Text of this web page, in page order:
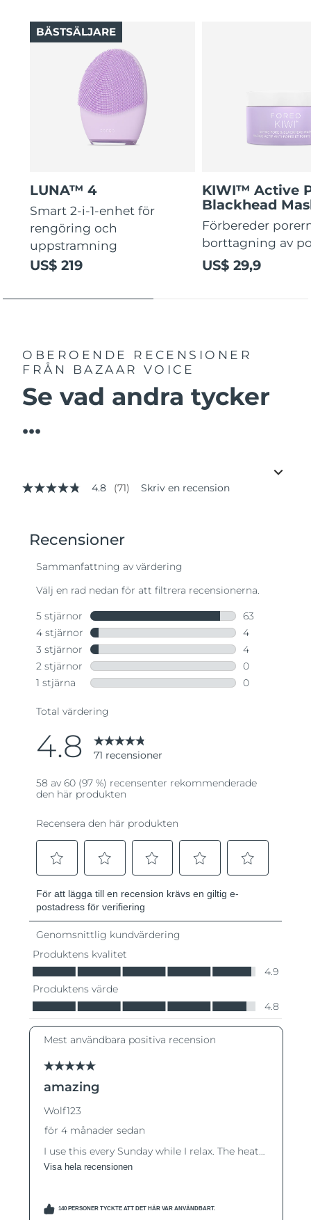
LUNA™ 4
Smart 2-i-1-enhet för
rengöring och
uppstramning
US$ 219
BÄSTSÄLJARE
KIWI™ Active
Blackhead
Förbereder
borttagning av
US$ 29,9
OBEROENDE RECENSIONER
FRÅN BAZAAR VOICE
Se vad andra tycker
...
4.8
genomsnittligt
betyg.
Länk
samma
sida.
4.8 (71) Skriv en recension